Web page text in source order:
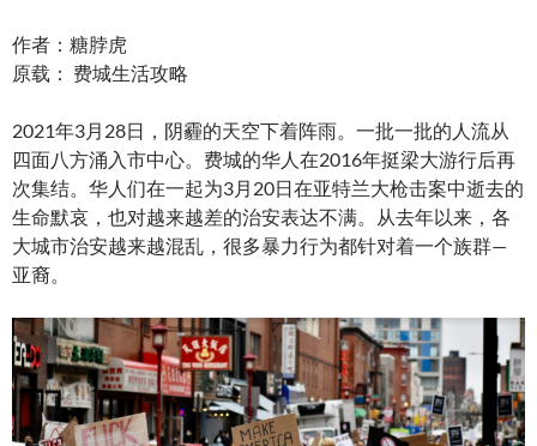
作者：糖脖虎
原载： 费城生活攻略
2021年3月28日，阴霾的天空下着阵雨。一批一批的人流从
四面八方涌入市中心。费城的华人在2016年挺梁大游行后再
次集结。华人们在一起为3月20日在亚特兰大枪击案中逝去的
生命默哀，也对越来越差的治安表达不满。从去年以来，各
大城市治安越来越混乱，很多暴力行为都针对着一个族群—
亚裔。